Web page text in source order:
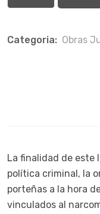
Categoria: Obras
La finalidad de este
política criminal, la
porteñas a la hora
vinculados al